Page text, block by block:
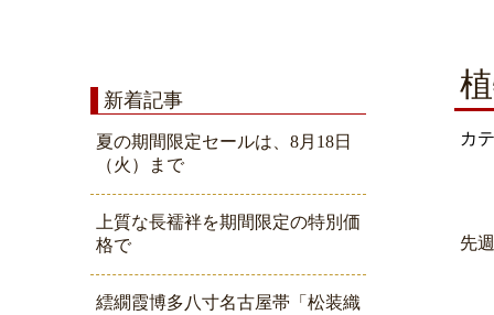
新着記事
夏の期間限定セールは、8月18日
（火）まで
上質な長襦袢を期間限定の特別価
格で
繧繝霞博多八寸名古屋帯「松装織
カ
先